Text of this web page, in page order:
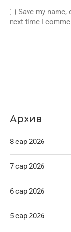
Save my
next time I
Архив
8 сар 2026
7 сар 2026
6 сар 2026
5 сар 2026